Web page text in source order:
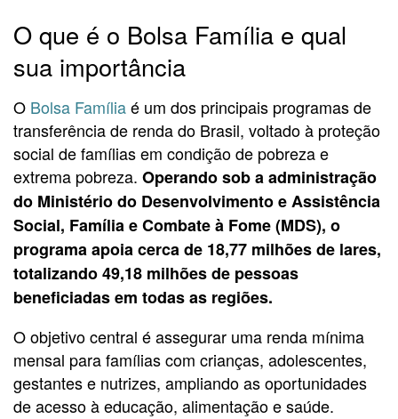
O que é o Bolsa Família e qual
sua importância
O Bolsa Famíliaé um dos principais programas de
transferência de renda do Brasil, voltado à proteção
social de famílias em condição de pobreza e
extrema pobreza. Operando sob a administração
do Ministério do Desenvolvimento e Assistência
Social, Família e Combate à Fome (MDS), o
programa apoia cerca de 18,77 milhões de lares,
totalizando 49,18 milhões de pessoas
beneficiadas em todas as regiões.
O objetivo central é assegurar uma renda mínima
mensal para famílias com crianças, adolescentes,
gestantes e nutrizes, ampliando as oportunidades
de acesso à educação, alimentação e saúde.